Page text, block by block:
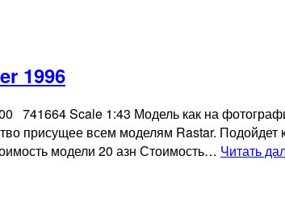
1996
741664 Scale 1:43 Модель как на
присущее всем моделям Rastar.
модели 20 азн Стоимость… Читать